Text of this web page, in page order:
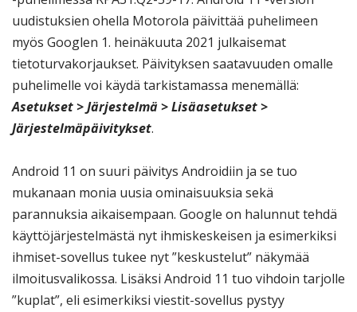
uudistuksien ohella Motorola päivittää puhelimeen
myös Googlen 1. heinäkuuta 2021 julkaisemat
tietoturvakorjaukset. Päivityksen saatavuuden omalle
puhelimelle voi käydä tarkistamassa menemällä:
Asetukset > Järjestelmä > Lisäasetukset >
Järjestelmäpäivitykset.
Android 11 on suuri päivitys Androidiin ja se tuo
mukanaan monia uusia ominaisuuksia sekä
parannuksia aikaisempaan. Google on halunnut tehdä
käyttöjärjestelmästä nyt ihmiskeskeisen ja esimerkiksi
ihmiset-sovellus tukee nyt ”keskustelut” näkymää
ilmoitusvalikossa. Lisäksi Android 11 tuo vihdoin tarjolle
”kuplat”, eli esimerkiksi viestit-sovellus pystyy